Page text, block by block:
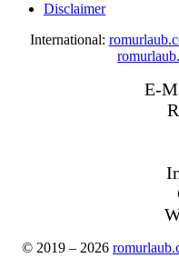
Disclaimer
International:
E-
© 2019 – 2026